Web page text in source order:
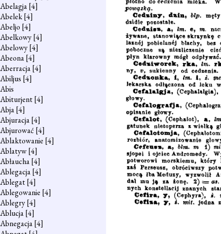
Abelagja[4]
Abelek[4]
Abeljo [4]
Abelkowy[4]
Abelowy[4]
Abeona[4]
Aberracja[4]
Abiljus [4]
Abis
Abiturjent[4]
Abja[4]
Abjuracja[4]
Abjurować [4]
Ablaktowanie [4]
Ablatyw[4]
Abłaucha[4]
Ablegacja[4]
Ablegat[4]
Ablegowanie [4]
Ablegry[4]
Ablucja[4]
Abnegacja[4]